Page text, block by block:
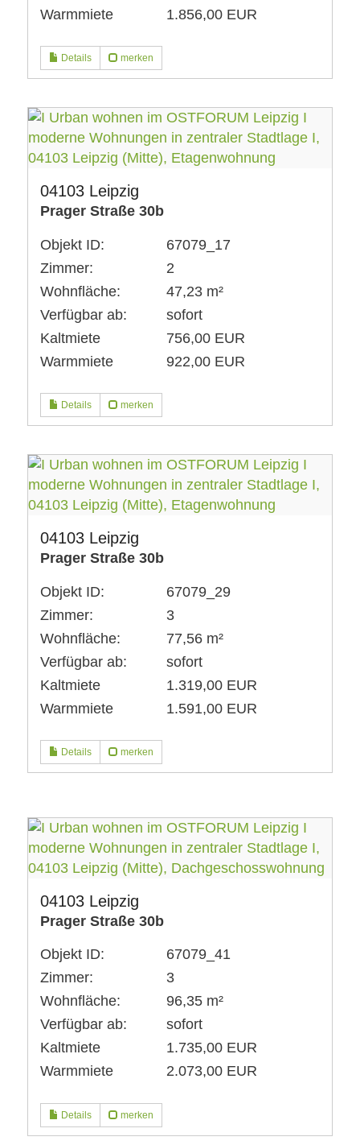
Warmmiete
1.856,00 EUR
Details merken
04103 Leipzig
Prager Straße 30b
Objekt ID:
67079_17
Zimmer:
2
Wohnfläche:
47,23 m²
Verfügbar ab:
sofort
Kaltmiete
756,00 EUR
Warmmiete
922,00 EUR
Details merken
04103 Leipzig
Prager Straße 30b
Objekt ID:
67079_29
Zimmer:
3
Wohnfläche:
77,56 m²
Verfügbar ab:
sofort
Kaltmiete
1.319,00 EUR
Warmmiete
1.591,00 EUR
Details merken
04103 Leipzig
Prager Straße 30b
Objekt ID:
67079_41
Zimmer:
3
Wohnfläche:
96,35 m²
Verfügbar ab:
sofort
Kaltmiete
1.735,00 EUR
Warmmiete
2.073,00 EUR
Details merken